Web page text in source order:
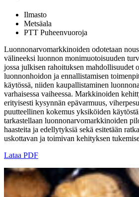
Ilmasto
Metsäala
PTT Puheenvuoroja
Luonnonarvomarkkinoiden odotetaan
välineeksi luonnon monimuotoisuuden
jossa julkisen rahoituksen mahdollisuudet
luonnonhoidon ja ennallistamisen
käytössä, niiden kaupallistaminen
varhaisessa vaiheessa. Markkinoiden
erityisesti kysynnän epävarmuus,
puutteellinen kokemus yksiköiden
tarkastellaan luonnonarvomarkkinoiden
haasteita ja edellytyksiä sekä esitetään
uskottavan ja toimivan kehityksen
Lataa PDF